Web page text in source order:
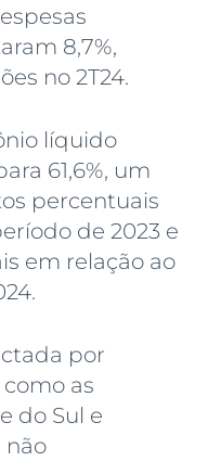
8,7%,
no 2T24.
líquido
61,6%, um
percentuais
de 2023 e
em relação ao
por
as
do Sul e
não